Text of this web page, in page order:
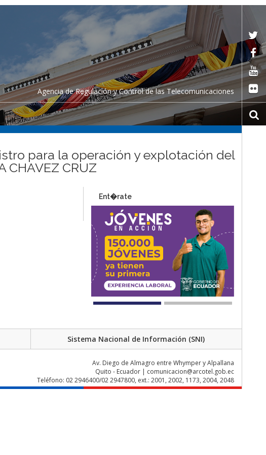
Agencia de Regulación y Control de las Telecomunicaciones
para la operación y explotación del
CHAVEZ CRUZ
Ent�rate
Sistema Nacional de Información (SNI)
Av. Diego de Almagro entre Whymper y Alpallana
Quito - Ecuador | comunicacion@arcotel.gob.ec
Teléfono: 02 2946400/02 2947800, ext.: 2001, 2002, 1173, 2004, 2048